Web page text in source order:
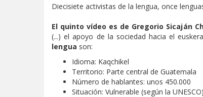
Diecisiete activistas de la lengua, once
El quinto vídeo es de Gregorio Sicaján
(...) el apoyo de la sociedad hacia el
lengua son:
Idioma: Kaqchikel
Territorio: Parte central de Guatemala
Número de hablantes: unos 450.000
Situación: Vulnerable (según la UNESCO)